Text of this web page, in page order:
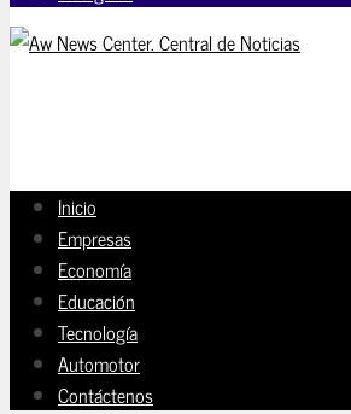
Inicio
Empresas
Economía
Educación
Tecnología
Automotor
Contáctenos